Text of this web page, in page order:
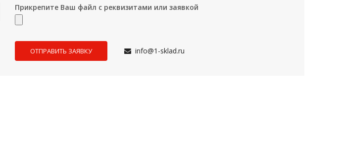
Прикрепите Ваш файл с реквизитами или заявкой
info@1-sklad.ru